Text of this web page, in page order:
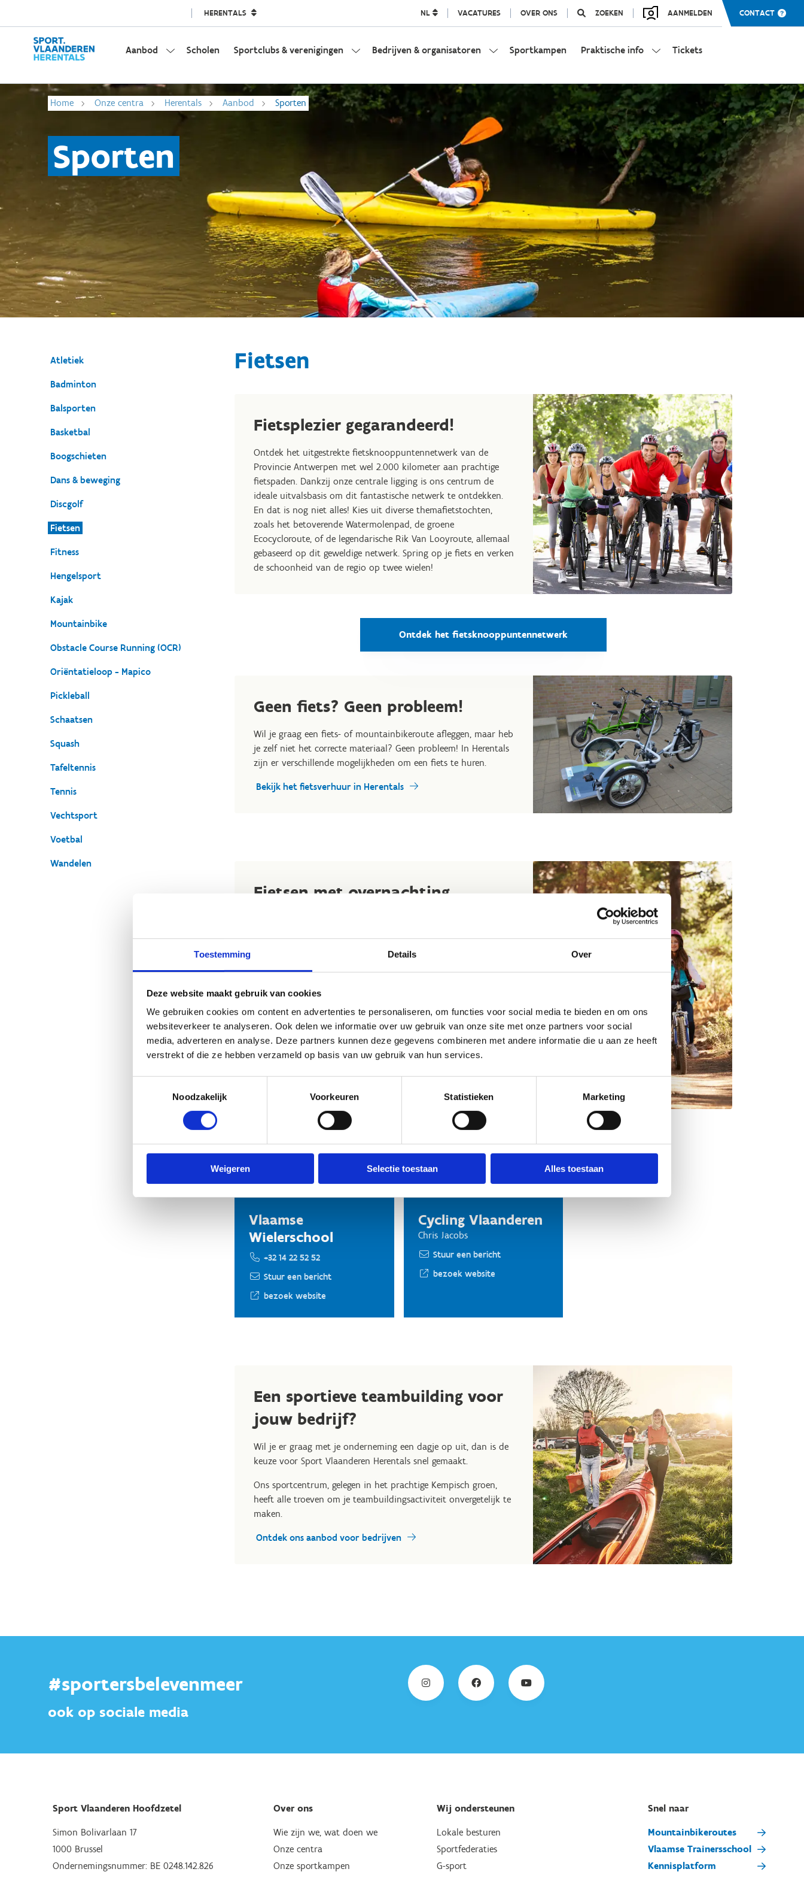
Toestemming Details Over
Deze website maakt gebruik van cookies
We gebruiken cookies om content en advertenties te personaliseren, om functies voor social media te bieden en om ons
websiteverkeer te analyseren. Ook delen we informatie over uw gebruik van onze site met onze partners voor social
media, adverteren en analyse. Deze partners kunnen deze gegevens combineren met andere informatie die u aan ze heeft
verstrekt of die ze hebben verzameld op basis van uw gebruik van hun services.
Noodzakelijk
Voorkeuren Statistieken Marketing
Weigeren Selectie toestaan Alles toestaan
HERENTALS NL VACATURES OVER ONS ZOEKEN AANMELDEN CONTACT
Aanbod Scholen Sportclubs & verenigingen Bedrijven & organisatoren Sportkampen Praktische info Tickets
Home Onze centra Herentals Aanbod Sporten
Sporten
Atletiek
Badminton
Balsporten
Basketbal
Boogschieten
Dans & beweging
Discgolf
Fietsen
Fitness
Hengelsport
Kajak
Mountainbike
Obstacle Course Running (OCR)
Oriëntatieloop - Mapico
Pickleball
Schaatsen
Squash
Tafeltennis
Tennis
Vechtsport
Voetbal
Wandelen
Fietsen
Fietsplezier gegarandeerd!
Ontdek het uitgestrekte fietsknooppuntennetwerk van de
Provincie Antwerpen met wel 2.000 kilometer aan prachtige
fietspaden. Dankzij onze centrale ligging is ons centrum de
ideale uitvalsbasis om dit fantastische netwerk te ontdekken.
En dat is nog niet alles! Kies uit diverse themafietstochten,
zoals het betoverende Watermolenpad, de groene
Ecocycloroute, of de legendarische Rik Van Looyroute, allemaal
gebaseerd op dit geweldige netwerk. Spring op je fiets en verken
de schoonheid van de regio op twee wielen!
Ontdek het fietsknooppuntennetwerk
Geen fiets? Geen probleem!
Wil je graag een fiets- of mountainbikeroute afleggen, maar heb
je zelf niet het correcte materiaal? Geen probleem! In Herentals
zijn er verschillende mogelijkheden om een fiets te huren.
Bekijk het fietsverhuur in Herentals
Fietsen met overnachting
verken samen met andere fietsliefhebbers de prachtige
Of je nu een ervaren fietser bent of net begint, bij ons vind je
te genieten van de vrijheid van het fietsen. Naast fietsen zijn er
ook andere activiteiten beschikbaar, zoals mountainbiken,
kajakken, boogschieten en schaatsen, maar de passie voor
fietsen staat hier centraal.
Actieve clubs
Vlaamse
Wielerschool
+32 14 22 52 52
Stuur een bericht
bezoek website
Cycling Vlaanderen
Chris Jacobs
Stuur een bericht
bezoek website
Een sportieve teambuilding voor
jouw bedrijf?
Wil je er graag met je onderneming een dagje op uit, dan is de
keuze voor Sport Vlaanderen Herentals snel gemaakt.
Ons sportcentrum, gelegen in het prachtige Kempisch groen,
heeft alle troeven om je teambuildingsactiviteit onvergetelijk te
maken.
Ontdek ons aanbod voor bedrijven
#sportersbelevenmeer
ook op sociale media
Sport Vlaanderen Hoofdzetel
Simon Bolivarlaan 17
1000 Brussel
Ondernemingsnummer: BE 0248.142.826
Over ons
Wie zijn we, wat doen we
Onze centra
Onze sportkampen
Wij ondersteunen
Lokale besturen
Sportfederaties
G-sport
Snel naar
Mountainbikeroutes
Vlaamse Trainersschool
Kennisplatform